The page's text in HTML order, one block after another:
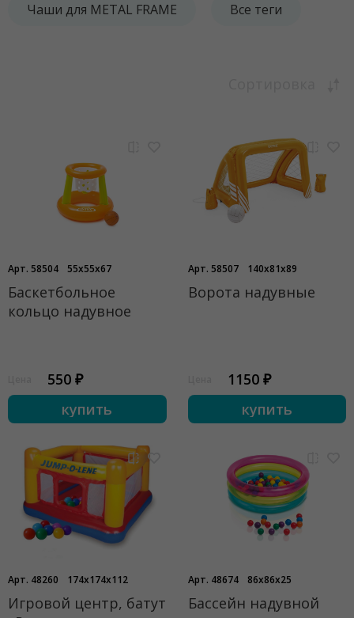
Чаши для METAL FRAME Все теги
Арт. 58504 55x55x67
Баскетбольное
кольцо надувное
550 ₽
купить
Арт. 58507 140x81x89
Ворота надувные
1150 ₽
купить
Арт. 48260 174x174x112
Игровой центр, батут
Арт. 48674 86x86x25
Бассейн надувной